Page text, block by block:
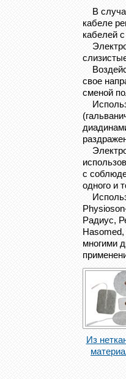
В
кабеле
кабелей
свое
сменой
с
одного и
Радиус,
многими
Из